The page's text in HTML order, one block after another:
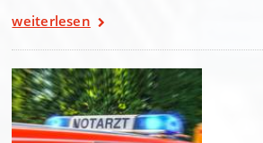
weiterlesen